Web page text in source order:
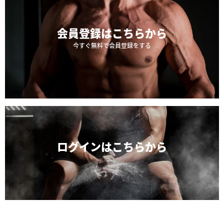
会員登録はこちらから
今すぐ無料で会員登録をする
ログインはこちらから